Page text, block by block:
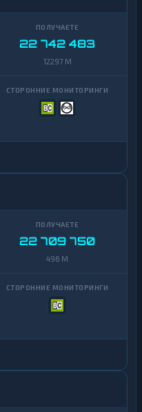
22 742 483
12297 M
22 709 750
496 M